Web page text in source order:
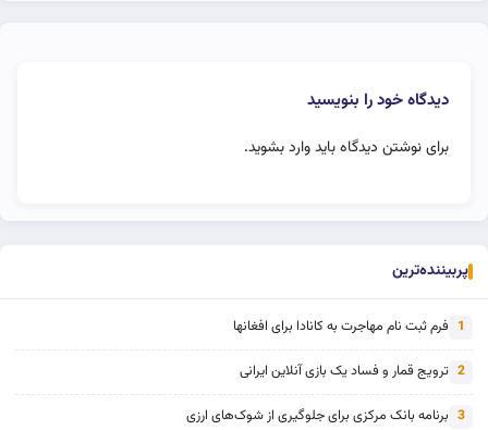
دیدگاه خود را بنویسید
برای نوشتن دیدگاه بایدوارد بشوید.
پربیننده‌ترین
1 فرم ثبت نام مهاجرت به کانادا برای افغانها
2 ترویج قمار و فساد یک بازی آنلاین ایرانی
3 برنامه بانک مرکزی برای جلوگیری از شوک‌های ارزی